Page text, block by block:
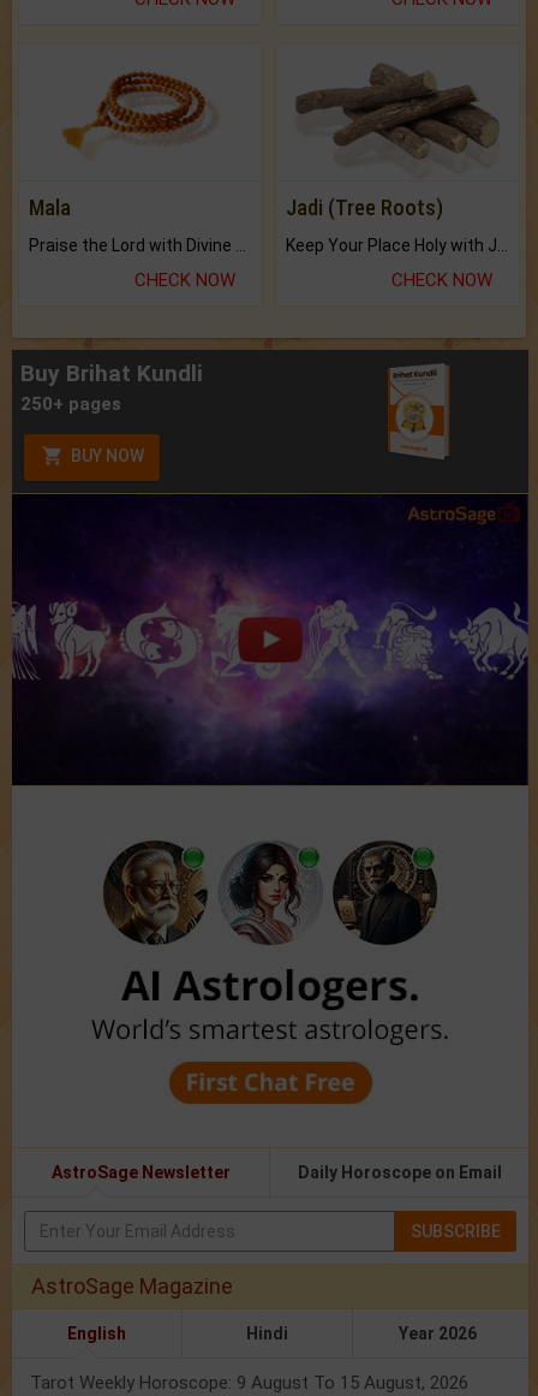
Mala
Praise the Lord with Divine Energies of Mala.
CHECK NOW
Jadi (Tree Roots)
Keep Your Place Holy with Jadi.
CHECK NOW
Buy Brihat Kundli
250+ pages
BUY NOW
AstroSage Newsletter Daily Horoscope on Email
SUBSCRIBE
AstroSage Magazine
English Hindi Year 2026
Tarot Weekly Horoscope: 9 August To 15 August, 2026